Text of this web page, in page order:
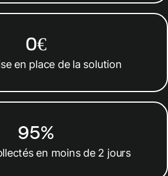
0€
en place de la solution
95%
en moins de 2 jours